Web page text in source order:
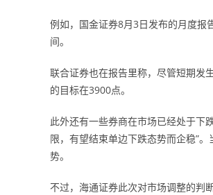
例如，国金证券8月3日发布的月度报
间。
联合证券也在报告里称，尽管短期发
的目标在3900点。
此外还有一些券商在市场已经处于下
限，有望结束单边下跌态势而企稳”
势。
不过，海通证券此次对市场调整的判